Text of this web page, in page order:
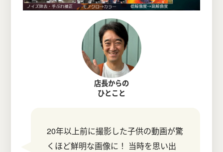
店長からの
ひとこと
20年以上前に撮影した子供の動画が驚
くほど鮮明な画像に！ 当時を思い出